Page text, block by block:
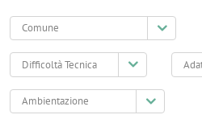
Comune
Difficoltà
Tecnica
Adatto
Ambientazione